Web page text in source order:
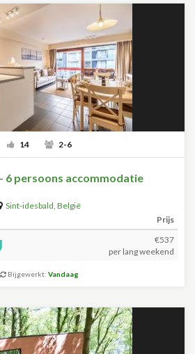
14 2-6
6 persoons accommodatie
Sint-idesbald, België
Prijs
€537
per lang weekend
Bijgewerkt: Vandaag